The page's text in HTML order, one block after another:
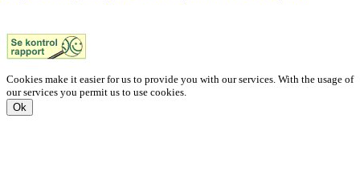
Cookies make it easier for us to provide you with our services. With the usage of
our services you permit us to use cookies.
Ok